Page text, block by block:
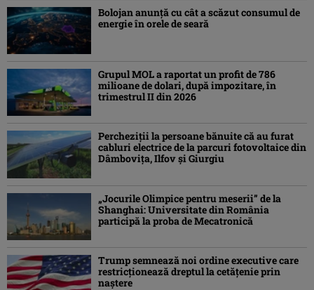
Bolojan anunță cu cât a scăzut consumul de
energie în orele de seară
Grupul MOL a raportat un profit de 786
milioane de dolari, după impozitare, în
trimestrul II din 2026
Percheziţii la persoane bănuite că au furat
cabluri electrice de la parcuri fotovoltaice din
Dâmboviţa, Ilfov şi Giurgiu
„Jocurile Olimpice pentru meserii” de la
Shanghai: Universitate din România
participă la proba de Mecatronică
Trump semnează noi ordine executive care
restricţionează dreptul la cetăţenie prin
naştere